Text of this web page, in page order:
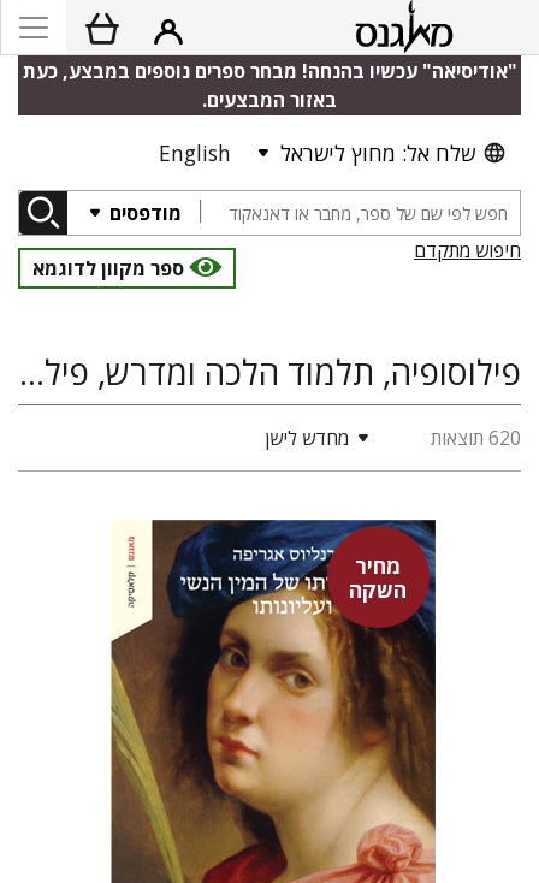
"אודיסיאה" עכשיו בהנחה! מבחר ספרים נוספים במבצע, כעת
באזור המבצעים.
שלח אל: מחוץ לישראל English
מודפסים
חיפוש מתקדם
ספר מקוון לדוגמא
פילוסופיה, תלמוד הלכה ומדרש, פילוסופיה ומחשבה יהודית, אתיקה
620 תוצאות מחדש לישן
מחיר
השקה
היינריך קורנליוס אגריפה
אבנר בן-זקן
נתן רון